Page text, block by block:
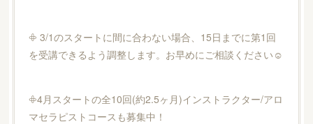
𖧵 3/1のスタートに間に合わない場合、15日までに第1回
を受講できるよう調整します。お早めにご相談ください☺︎
𖧵4月スタートの全10回(約2.5ヶ月)インストラクター/アロ
マセラピストコースも募集中！